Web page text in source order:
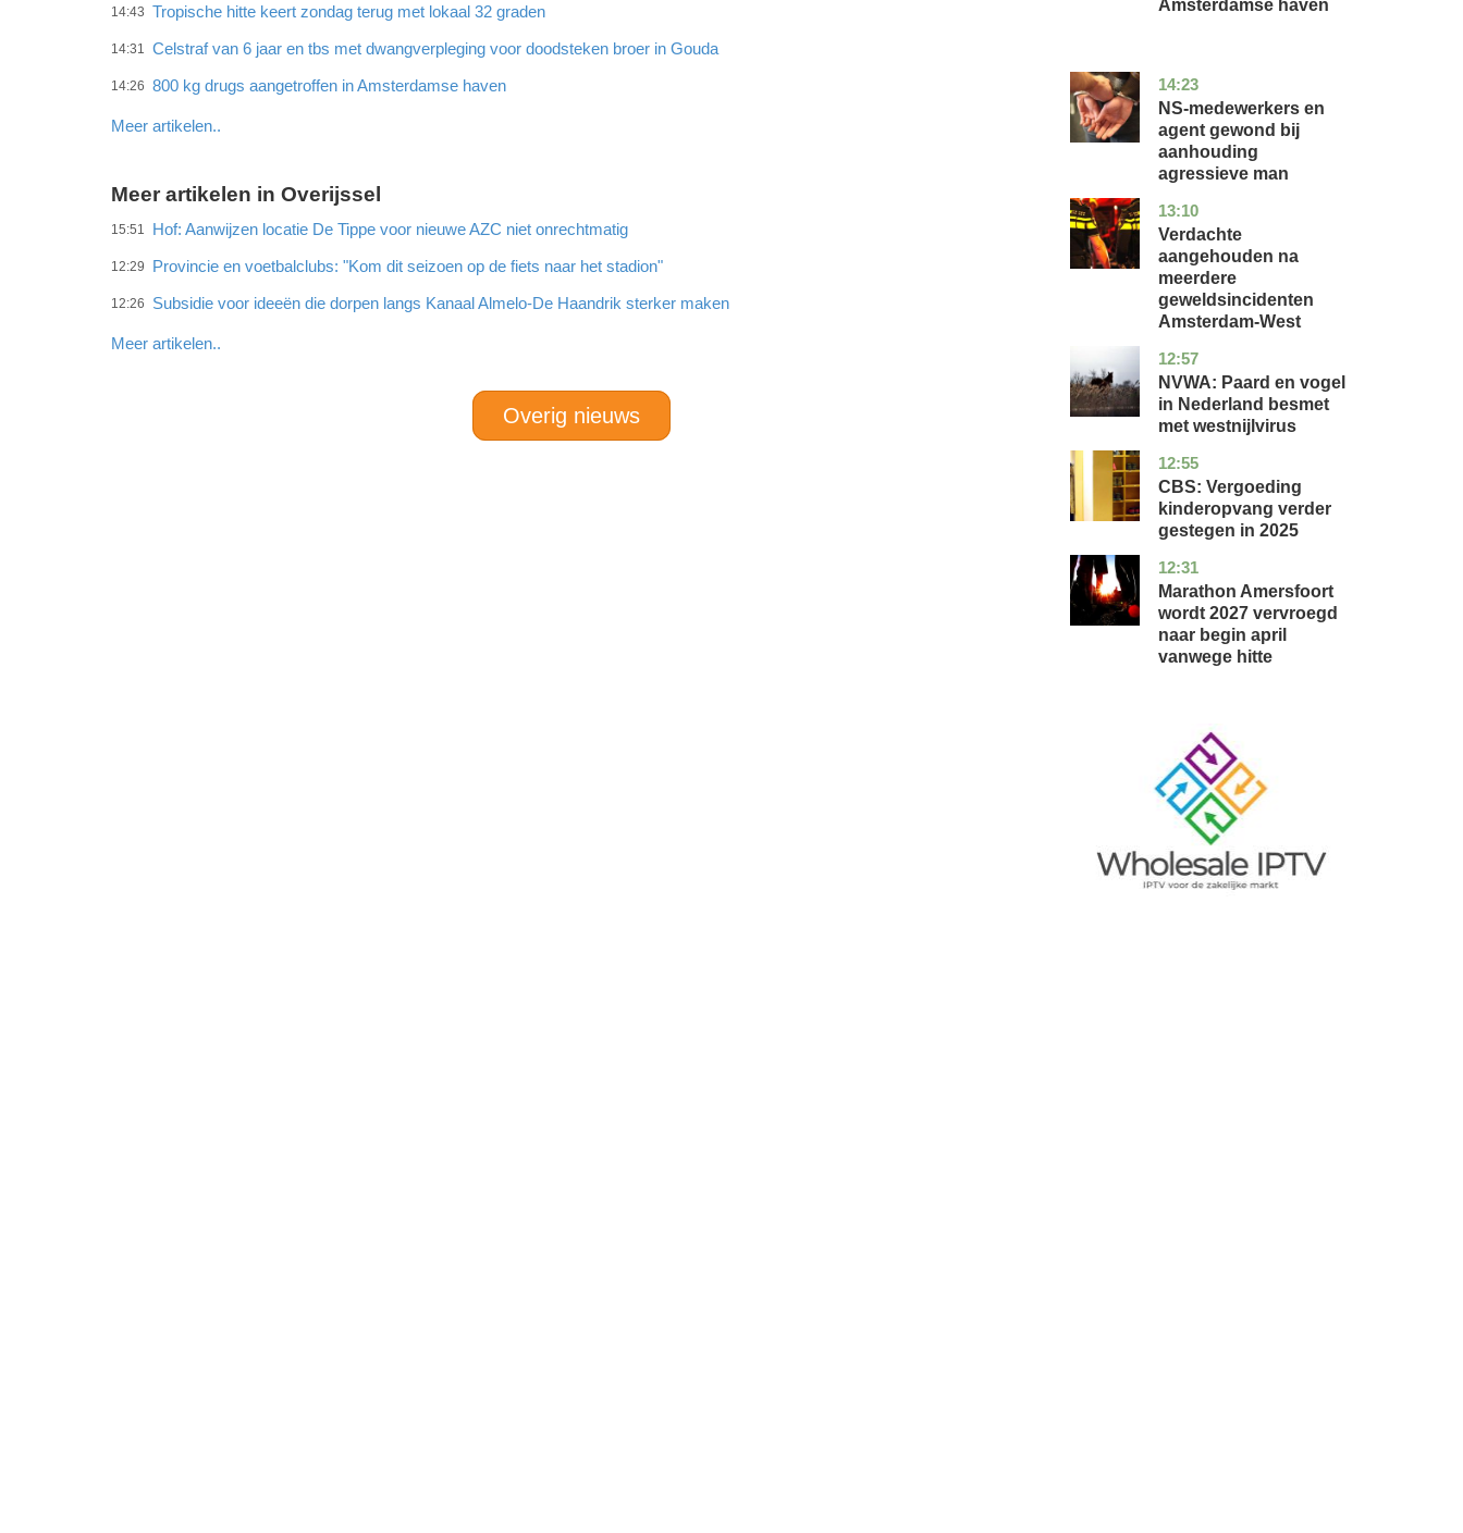
14:43 Tropische hitte keert zondag terug met lokaal 32 graden
14:31 Celstraf van 6 jaar en tbs met dwangverpleging voor doodsteken broer in Gouda
14:26 800 kg drugs aangetroffen in Amsterdamse haven
Meer artikelen..
Meer artikelen in Overijssel
15:51 Hof: Aanwijzen locatie De Tippe voor nieuwe AZC niet onrechtmatig
12:29 Provincie en voetbalclubs: "Kom dit seizoen op de fiets naar het stadion"
12:26 Subsidie voor ideeën die dorpen langs Kanaal Almelo-De Haandrik sterker maken
Meer artikelen..
Overig nieuws
Amsterdamse haven
14:23
flevoland
nieuws
NS-medewerkers en
agent gewond bij
aanhouding
agressieve man
13:10
noord-
holland
nieuws
Verdachte
aangehouden na
meerdere
geweldsincidenten
Amsterdam-West
12:57
utrecht
nieuws
NVWA: Paard en vogel
in Nederland besmet
met westnijlvirus
12:55
zuid-
holland
economie
CBS: Vergoeding
kinderopvang verder
gestegen in 2025
12:31
utrecht
nieuws
Marathon Amersfoort
wordt 2027 vervroegd
naar begin april
vanwege hitte